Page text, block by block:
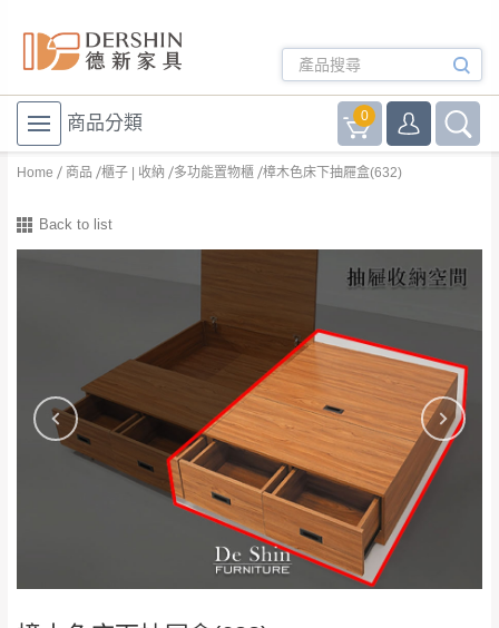
商品分類 0
Home 商品 櫃子 | 收納 多功能置物櫃 樟木色床下抽屜盒(632)
Back to list